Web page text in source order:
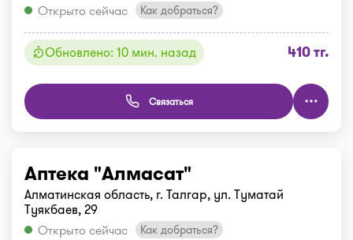
Открыто сейчас
Как добраться?
Обновлено: 10 мин. назад 410 тг.
Связаться
Аптека "Алмасат"
Алматинская область, г. Талгар, ул. Туматай
Туякбаев, 29
Открыто сейчас
Как добраться?